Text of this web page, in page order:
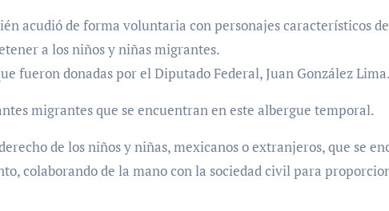
acudió de forma voluntaria con personajes característicos
a los niños y niñas migrantes.
fueron donadas por el Diputado Federal, Juan González Lima.
migrantes que se encuentran en este albergue temporal.
de los niños y niñas, mexicanos o extranjeros, que se
colaborando de la mano con la sociedad civil para